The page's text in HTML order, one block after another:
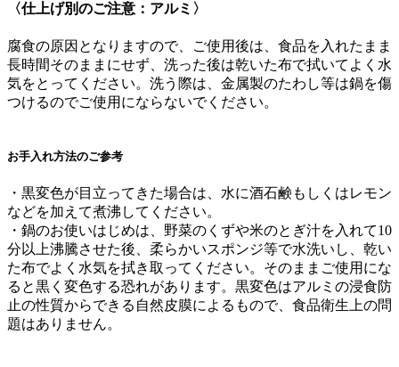
〈仕上げ別のご注意：アルミ〉
腐食の原因となりますので、ご使用後は、食品を入れたまま
長時間そのままにせず、洗った後は乾いた布で拭いてよく水
気をとってください。洗う際は、金属製のたわし等は鍋を傷
つけるのでご使用にならないでください。
お手入れ方法のご参考
・黒変色が目立ってきた場合は、水に酒石鹸もしくはレモン
などを加えて煮沸してください。
・鍋のお使いはじめは、野菜のくずや米のとぎ汁を入れて10
分以上沸騰させた後、柔らかいスポンジ等で水洗いし、乾い
た布でよく水気を拭き取ってください。そのままご使用にな
ると黒く変色する恐れがあります。黒変色はアルミの浸食防
止の性質からできる自然皮膜によるもので、食品衛生上の問
題はありません。